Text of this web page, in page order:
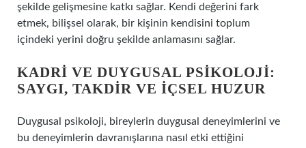
şekilde gelişmesine katkı sağlar. Kendi değerini fark
etmek, bilişsel olarak, bir kişinin kendisini toplum
içindeki yerini doğru şekilde anlamasını sağlar.
KADRI VE DUYGUSAL PSIKOLOJI:
SAYGI, TAKDIR VE İÇSEL HUZUR
Duygusal psikoloji, bireylerin duygusal deneyimlerini ve
bu deneyimlerin davranışlarına nasıl etki ettiğini